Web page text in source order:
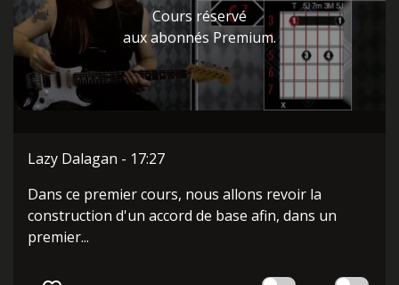
Cours réservé
aux abonnés Premium.
Lazy Dalagan - 17:27
Dans ce premier cours, nous allons revoir la
construction d'un accord de base afin, dans un
premier...